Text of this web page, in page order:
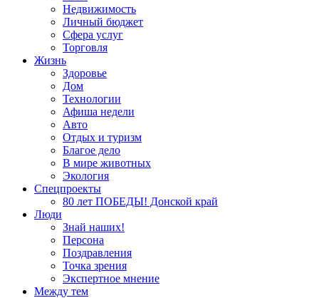
Недвижимость
Личный бюджет
Сфера услуг
Торговля
Жизнь
Здоровье
Дом
Технологии
Афиша недели
Авто
Отдых и туризм
Благое дело
В мире животных
Экология
Спецпроекты
80 лет ПОБЕДЫ! Донской край
Люди
Знай наших!
Персона
Поздравления
Точка зрения
Экспертное мнение
Между тем